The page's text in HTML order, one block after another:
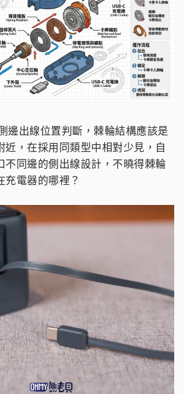
邊出線位置判斷，棘輪結構應該是
近，在採用同類型中相對少見，自
不同邊的側出線設計，不曉得棘輪
電器的哪裡？